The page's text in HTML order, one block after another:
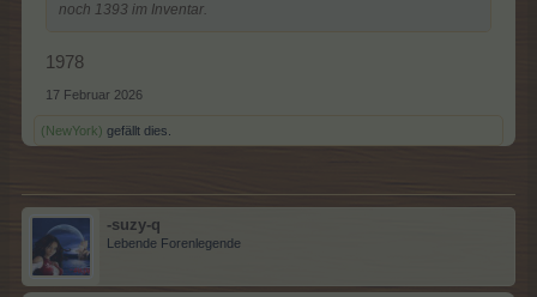
noch 1393 im Inventar.
1978
17 Februar 2026
(NewYork) gefällt dies.
-suzy-q
Lebende Forenlegende